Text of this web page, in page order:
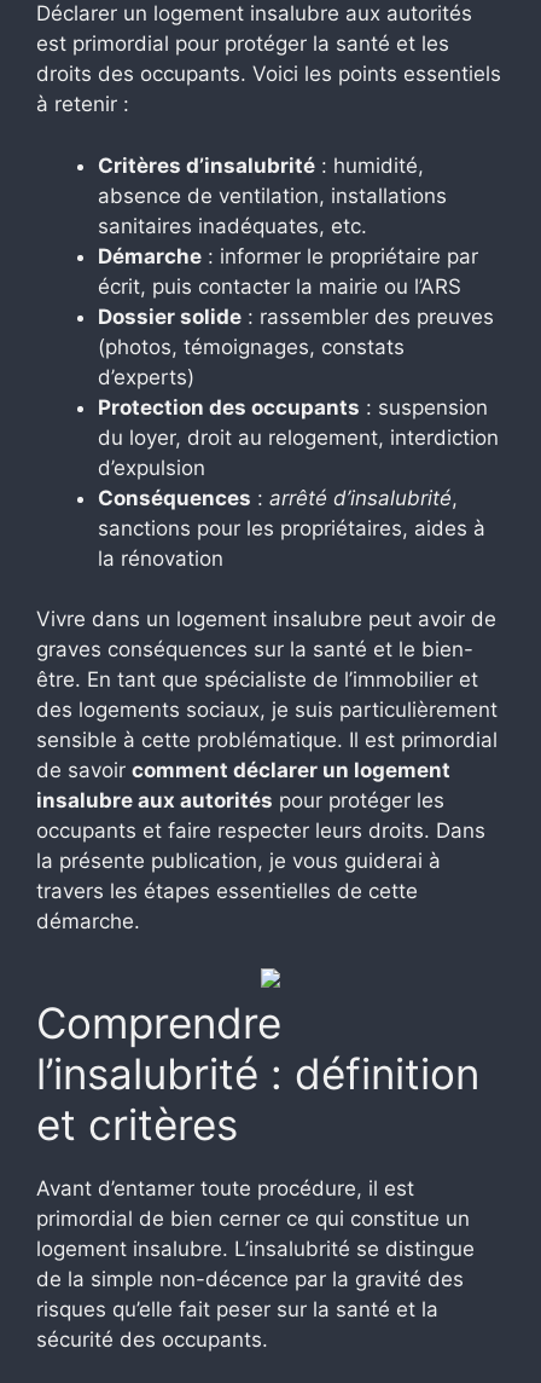
Déclarer un logement insalubre aux autorités
est primordial pour protéger la santé et les
droits des occupants. Voici les points essentiels
à retenir :
Critères d’insalubrité : humidité,
absence de ventilation, installations
sanitaires inadéquates, etc.
Démarche : informer le propriétaire par
écrit, puis contacter la mairie ou l’ARS
Dossier solide : rassembler des preuves
(photos, témoignages, constats
d’experts)
Protection des occupants : suspension
du loyer, droit au relogement, interdiction
d’expulsion
Conséquences : arrêté d’insalubrité,
sanctions pour les propriétaires, aides à
la rénovation
Vivre dans un logement insalubre peut avoir de
graves conséquences sur la santé et le bien-
être. En tant que spécialiste de l’immobilier et
des logements sociaux, je suis particulièrement
sensible à cette problématique. Il est primordial
de savoir comment déclarer un logement
insalubre aux autorités pour protéger les
occupants et faire respecter leurs droits. Dans
la présente publication, je vous guiderai à
travers les étapes essentielles de cette
démarche.
Comprendre
l’insalubrité : définition
et critères
Avant d’entamer toute procédure, il est
primordial de bien cerner ce qui constitue un
logement insalubre. L’insalubrité se distingue
de la simple non-décence par la gravité des
risques qu’elle fait peser sur la santé et la
sécurité des occupants.